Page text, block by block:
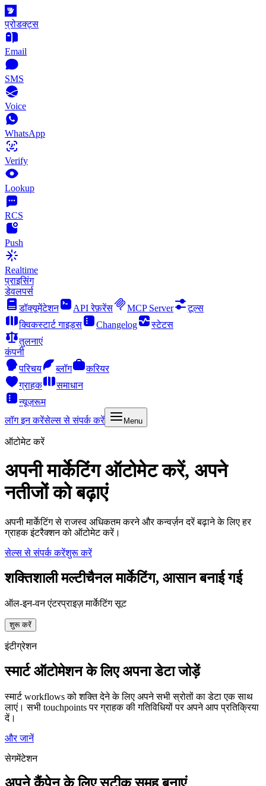
प्रोडक्ट्स
Email
SMS
Voice
WhatsApp
Verify
Lookup
RCS
Push
Realtime
प्राइसिंग
डेवलपर्स
डॉक्यूमेंटेशन
API रेफ़रेंस MCP Server
टूल्स
क्विकस्टार्ट गाइड्स
Changelog
स्टेटस
तुलनाएं
कंपनी
परिचय
ब्लॉग
करियर
ग्राहक
समाधान
न्यूज़रूम
लॉग इन करेंसेल्स से संपर्क करें Menu
ऑटोमेट करें
अपनी मार्केटिंग ऑटोमेट करें, अपने
नतीजों को बढ़ाएं
अपनी मार्केटिंग से राजस्व अधिकतम करने और कन्वर्ज़न दरें बढ़ाने के लिए हर
ग्राहक इंटरैक्शन को ऑटोमेट करें।
सेल्स से संपर्क करेंशुरू करें
शक्तिशाली मल्टीचैनल मार्केटिंग, आसान बनाई गई
ऑल-इन-वन एंटरप्राइज़ मार्केटिंग सूट
शुरू करें
इंटीग्रेशन
स्मार्ट ऑटोमेशन के लिए अपना डेटा जोड़ें
स्मार्ट workflows को शक्ति देने के लिए अपने सभी स्रोतों का डेटा एक साथ
लाएं। सभी touchpoints पर ग्राहक की गतिविधियों पर अपने आप प्रतिक्रिया
दें।
और जानें
सेगमेंटेशन